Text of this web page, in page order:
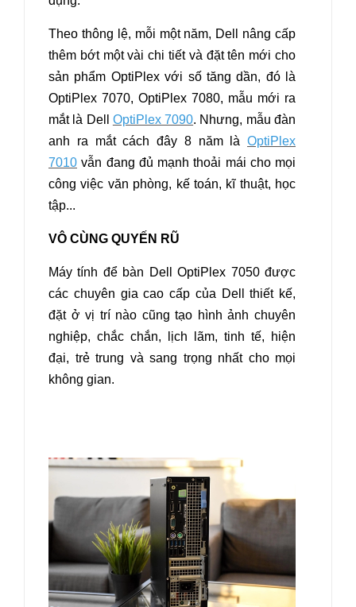
Theo thông lệ, mỗi một năm, Dell nâng cấp
thêm bớt một vài chi tiết và đặt tên mới cho
sản phẩm OptiPlex với số tăng dần, đó là
OptiPlex 7070, OptiPlex 7080, mẫu mới ra
mắt là Dell OptiPlex 7090. Nhưng, mẫu đàn
anh ra mắt cách đây 8 năm là OptiPlex
7010 vẫn đang đủ mạnh thoải mái cho mọi
công việc văn phòng, kế toán, kĩ thuật, học
tập...
VÔ CÙNG QUYẾN RŨ
Máy tính để bàn Dell OptiPlex 7050được
các chuyên gia cao cấp của Dell thiết kế,
đặt ở vị trí nào cũng tạo hình ảnh chuyên
nghiệp, chắc chắn, lịch lãm, tinh tế, hiện
đại, trẻ trung và sang trọng nhất cho mọi
không gian.